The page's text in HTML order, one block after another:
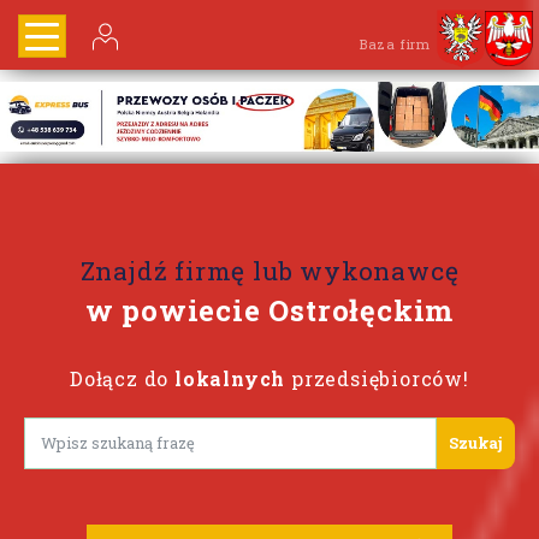
Baza firm
Znajdź firmę lub wykonawcę
w powiecie Ostrołęckim
Dołącz do lokalnych przedsiębiorców!